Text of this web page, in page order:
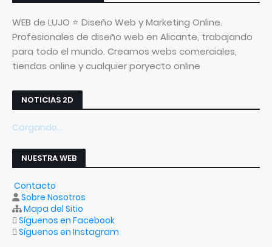
WEB de LUJO ⭐ Diseño Web y Marketing Online.
Profesionales de diseño web en Alicante, trabajando
para todo el mundo. Creamos webs comerciales,
tiendas online y cualquier poryecto online
NOTICIAS 2D
Cargando...
NUESTRA WEB
Contacto
Sobre Nosotros
Mapa del Sitio
Síguenos en Facebook
Síguenos en Instagram